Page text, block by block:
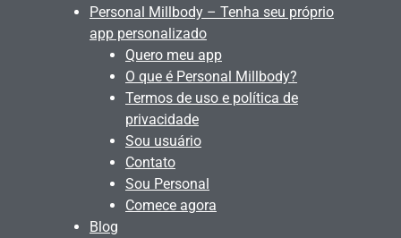
Personal Millbody – Tenha seu próprio
app personalizado
Quero meu app
O que é Personal Millbody?
Termos de uso e política de
privacidade
Sou usuário
Contato
Sou Personal
Comece agora
Blog